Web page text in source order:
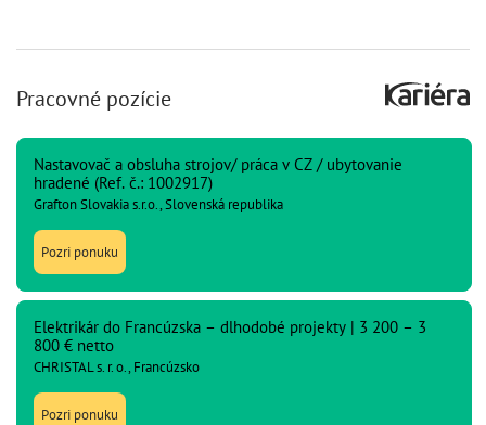
Pracovné pozície
Nastavovač a obsluha strojov/ práca v CZ / ubytovanie
hradené (Ref. č.: 1002917)
Grafton Slovakia s.r.o., Slovenská republika
Pozri ponuku
Elektrikár do Francúzska – dlhodobé projekty | 3 200 – 3
800 € netto
CHRISTAL s. r. o., Francúzsko
Pozri ponuku